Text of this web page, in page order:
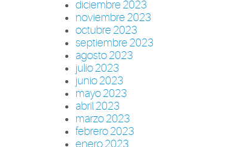
diciembre 2023
noviembre 2023
octubre 2023
septiembre 2023
agosto 2023
julio 2023
junio 2023
mayo 2023
abril 2023
marzo 2023
febrero 2023
enero 2023